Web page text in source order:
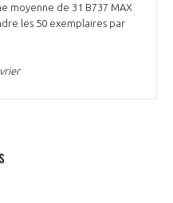
moyenne de 31 B737 MAX
les 50 exemplaires par